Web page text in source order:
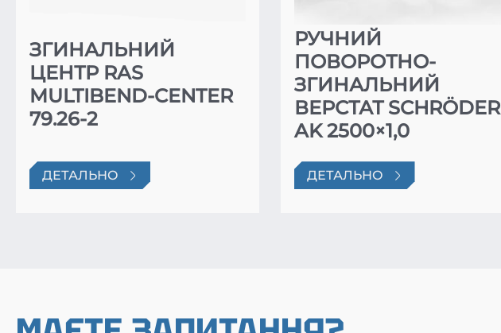
ЗГИНАЛЬНИЙ
ЦЕНТР RAS
MULTIBEND-CENTER
79.26-2
ДЕТАЛЬНО
РУЧНИЙ
ПОВОРОТНО-
ЗГИНАЛЬНИЙ
ВЕРСТАТ SCHRÖDER
AK 2500×1,0
ДЕТАЛЬНО